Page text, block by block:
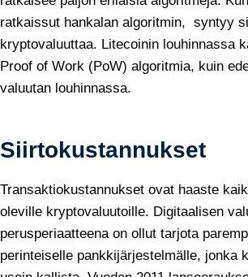
ratkaissut hankalan algoritmin, syntyy
kryptovaluuttaa. Litecoinin louhinnassa
Proof of Work (PoW) algoritmia, kuin
valuutan louhinnassa.
Siirtokustannukset
Transaktiokustannukset ovat haaste
oleville kryptovaluutoille. Digitaalisen
perusperiaatteena on ollut tarjota
perinteiselle pankkijärjestelmälle, jonka